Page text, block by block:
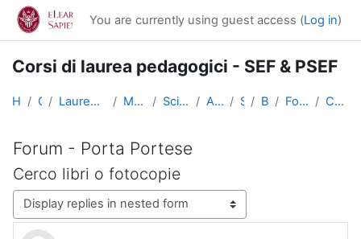
Skip to main content
You are currently using guest access (Log in)
Corsi di laurea pedagogici - SEF & PSEF
Home Courses Lauree triennali, magistrali, a ciclo unico Medicina e Psicologia Scienze dell'Educazione Altri insegnamenti SciEdu2 Benvenuti! Forum - Porta Portese Cerco libri o fotocopie
Forum - Porta Portese
Cerco libri o fotocopie
Display mode